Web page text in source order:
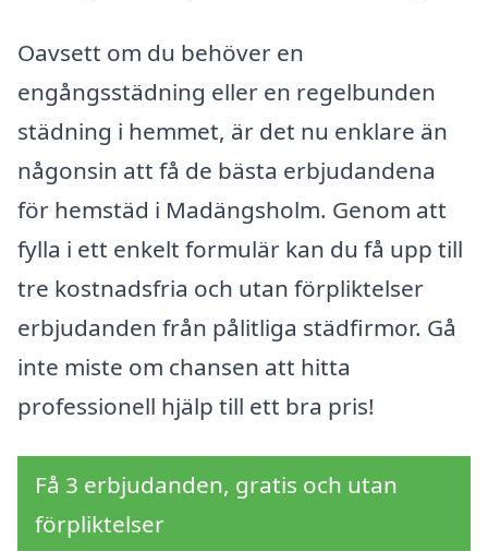
Oavsett om du behöver en
engångsstädning eller en regelbunden
städning i hemmet, är det nu enklare än
någonsin att få de bästa erbjudandena
för hemstäd i Madängsholm. Genom att
fylla i ett enkelt formulär kan du få upp till
tre kostnadsfria och utan förpliktelser
erbjudanden från pålitliga städfirmor. Gå
inte miste om chansen att hitta
professionell hjälp till ett bra pris!
Få 3 erbjudanden, gratis och utan
förpliktelser